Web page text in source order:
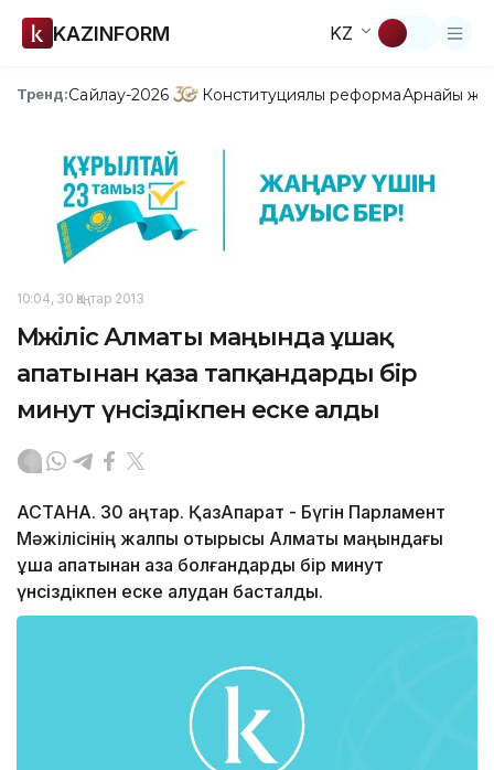
KAZINFORM KZ
Тренд:Сайлау-2026 Конституциялық реформаАрнайы
10:04, 30 Қаңтар 2013
Мәжіліс Алматы маңында ұшақ
апатынан қаза тапқандарды бір
минут үнсіздікпен еске алды
АСТАНА. 30 қаңтар. ҚазАқпарат - Бүгін Парламент
Мәжілісінің жалпы отырысы Алматы маңындағы
ұшақ апатынан қаза болғандарды бір минут
үнсіздікпен еске алудан басталды.